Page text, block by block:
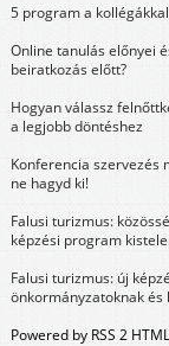
5 program a
Online tanulás előnyei
beiratkozás előtt?
Hogyan válassz
a legjobb döntéshez
Konferencia szervezés
ne hagyd ki!
Falusi turizmus:
képzési program
Falusi turizmus: új
önkormányzatoknak és
Powered by RSS 2 HTML